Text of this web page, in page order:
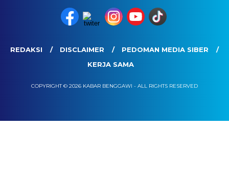
REDAKSI DISCLAIMER
PEDOMAN MEDIA SIBER
KERJA SAMA
COPYRIGHT © 2026 KABAR BENGGAWI - ALL RIGHTS RESERVED